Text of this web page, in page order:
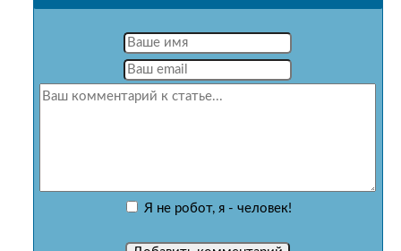
Я не робот, я - человек!